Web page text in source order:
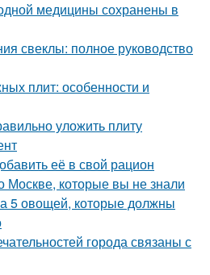
медицины сохранены в
свеклы: полное руководство
плит: особенности и
уложить плиту
её в свой рацион
которые вы не знали
5 овощей, которые должны
города связаны с